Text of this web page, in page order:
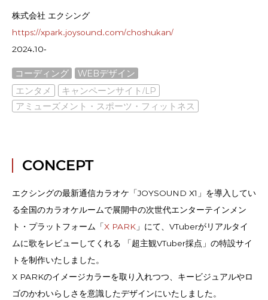
株式会社 エクシング
https://xpark.joysound.com/choshukan/
2024.10-
コーディング
WEBデザイン
エンタメ
キャンペーンサイト/LP
アミューズメント・スポーツ・フィットネス
CONCEPT
エクシングの最新通信カラオケ「JOYSOUND X1」を導入してい
る全国のカラオケルームで展開中の次世代エンターテインメン
ト・プラットフォーム「X PARK 」にて、VTuberがリアルタイ
ムに歌をレビューしてくれる 「超主観VTuber採点」の特設サイ
トを制作いたしました。
X PARKのイメージカラーを取り入れつつ、キービジュアルやロ
ゴのかわいらしさを意識したデザインにいたしました。